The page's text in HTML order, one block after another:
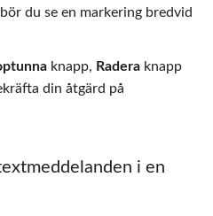
du se en markering bredvid
knapp, Radera knapp
din åtgärd på
i en